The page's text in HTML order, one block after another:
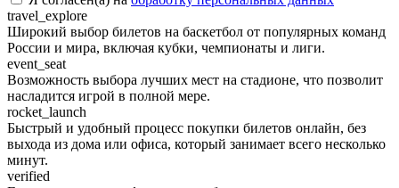
travel_explore
Широкий выбор билетов на баскетбол от популярных команд
России и мира, включая кубки, чемпионаты и лиги.
event_seat
Возможность выбора лучших мест на стадионе, что позволит
насладится игрой в полной мере.
rocket_launch
Быстрый и удобный процесс покупки билетов онлайн, без
выхода из дома или офиса, который занимает всего несколько
минут.
verified